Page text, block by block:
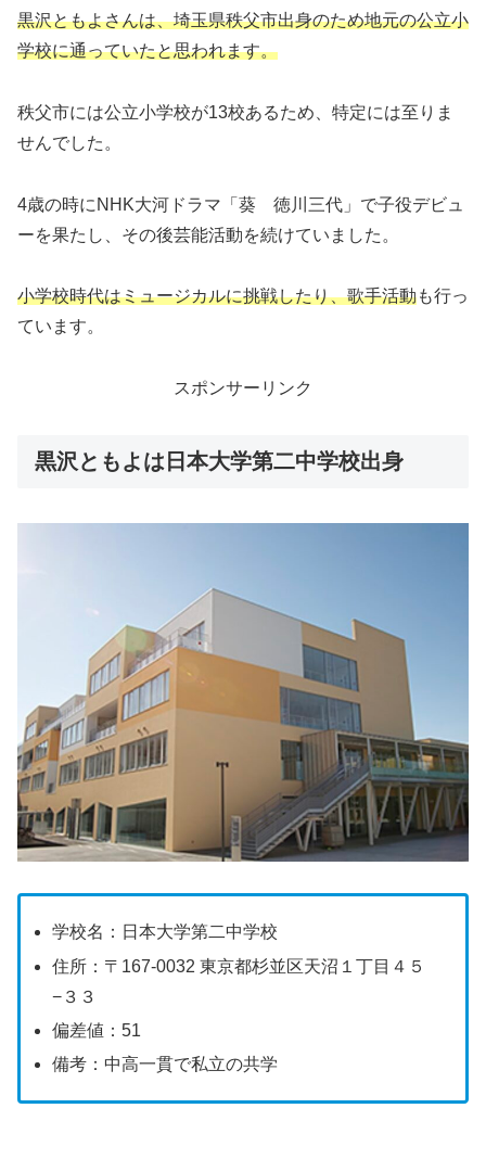
黒沢ともよさんは、埼玉県秩父市出身のため地元の公立小
学校に通っていたと思われます。
秩父市には公立小学校が13校あるため、特定には至りま
せんでした。
4歳の時にNHK大河ドラマ「葵 徳川三代」で子役デビュ
ーを果たし、その後芸能活動を続けていました。
小学校時代はミュージカルに挑戦したり、歌手活動も行っ
ています。
スポンサーリンク
黒沢ともよは日本大学第二中学校出身
学校名：日本大学第二中学校
住所：〒167-0032 東京都杉並区天沼１丁目４５
−３３
偏差値：51
備考：中高一貫で私立の共学